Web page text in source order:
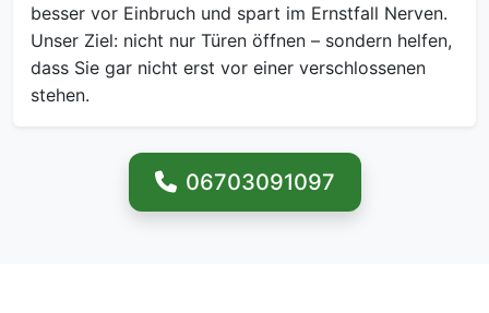
besser vor Einbruch und spart im Ernstfall Nerven.
Unser Ziel: nicht nur Türen öffnen – sondern helfen,
dass Sie gar nicht erst vor einer verschlossenen
stehen.
06703091097